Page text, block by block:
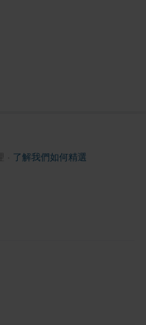
了解我們如何精選